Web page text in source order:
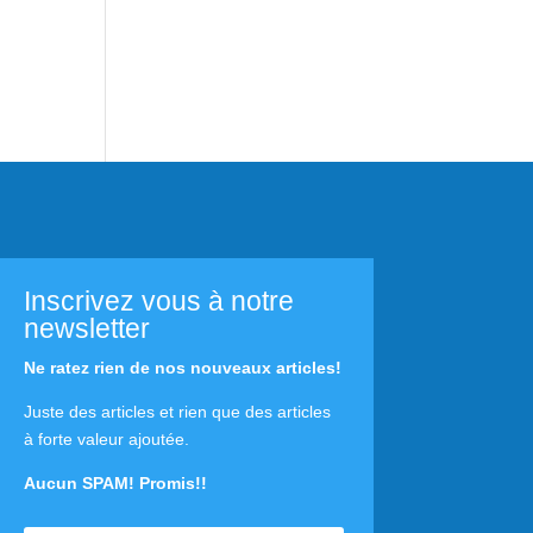
Inscrivez vous à notre
newsletter
Ne ratez rien de nos nouveaux articles!
Juste des articles et rien que des articles
à forte valeur ajoutée.
Aucun SPAM! Promis!!